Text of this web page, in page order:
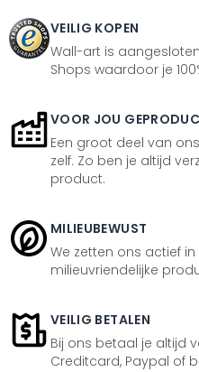
VEILIG KOPEN
Wall-art is
Shops waardoor je
VOOR JOU
Een groot deel van
zelf. Zo ben je altijd
product.
MILIEUBEWUST
We zetten ons actief
milieuvriendelijke
VEILIG BETALEN
Bij ons betaal je altijd
Creditcard, Paypal of